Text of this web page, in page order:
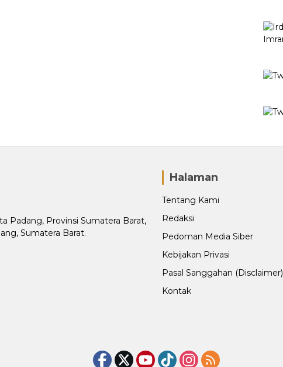
Padang, Provinsi Sumatera Barat,
Sumatera Barat.
Halaman
Tentang Kami
Redaksi
Pedoman Media Siber
Kebijakan Privasi
Pasal Sanggahan (Disclaimer)
Kontak